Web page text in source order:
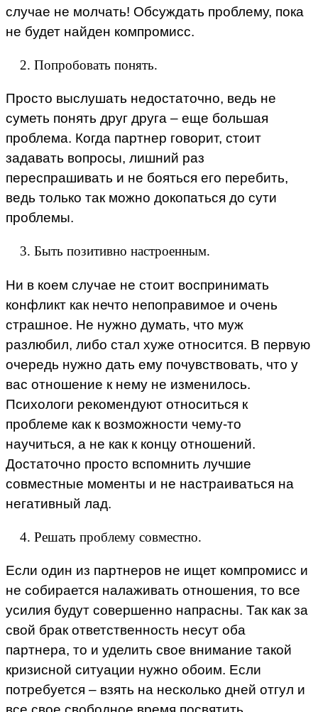
случае не молчать! Обсуждать проблему, пока
не будет найден компромисс.
Попробовать понять.
Просто выслушать недостаточно, ведь не
суметь понять друг друга – еще большая
проблема. Когда партнер говорит, стоит
задавать вопросы, лишний раз
переспрашивать и не бояться его перебить,
ведь только так можно докопаться до сути
проблемы.
Быть позитивно настроенным.
Ни в коем случае не стоит воспринимать
конфликт как нечто непоправимое и очень
страшное. Не нужно думать, что муж
разлюбил, либо стал хуже относится. В первую
очередь нужно дать ему почувствовать, что у
вас отношение к нему не изменилось.
Психологи рекомендуют относиться к
проблеме как к возможности чему-то
научиться, а не как к концу отношений.
Достаточно просто вспомнить лучшие
совместные моменты и не настраиваться на
негативный лад.
Решать проблему совместно.
Если один из партнеров не ищет компромисс и
не собирается налаживать отношения, то все
усилия будут совершенно напрасны. Так как за
свой брак ответственность несут оба
партнера, то и уделить свое внимание такой
кризисной ситуации нужно обоим. Если
потребуется – взять на несколько дней отгул и